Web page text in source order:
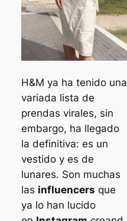
H&M ya ha tenido una
variada lista de
prendas virales, sin
embargo, ha llegado
la definitiva: es un
vestido y es de
lunares. Son muchas
las influencers que
ya lo han lucido